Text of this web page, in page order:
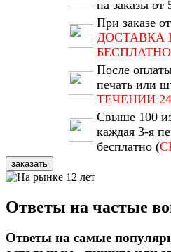
на заказы от
При заказе
ДОСТАВКА
БЕСПЛАТНО
После
печать или
ТЕЧЕНИИ
Свыше 100
каждая 3-я
бесплатно (
заказать
Ответы на частые
Ответы на самые